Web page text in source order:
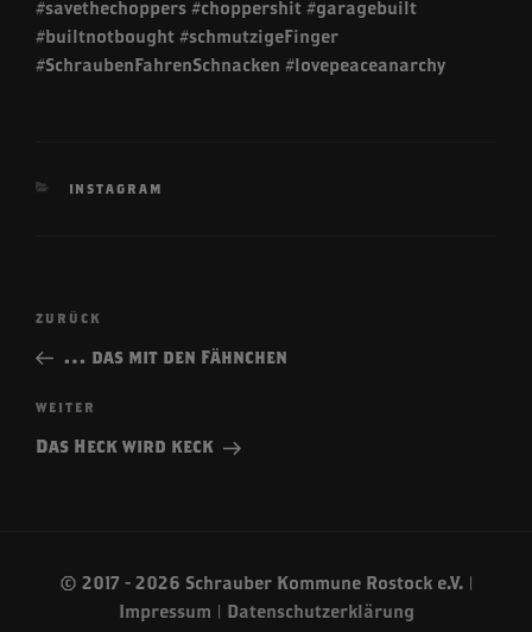
#savethechoppers #choppershit #garagebuilt
#builtnotbought #schmutzigeFinger
#SchraubenFahrenSchnacken #lovepeaceanarchy
KATEGORIEN
INSTAGRAM
Beitragsnavigation
Vorheriger
Beitrag
ZURÜCK
… das mit den Fähnchen
Nächster
Beitrag
WEITER
Das Heck wird keck
© 2017 - 2026 Schrauber Kommune Rostock e.V. |
Impressum | Datenschutzerklärung